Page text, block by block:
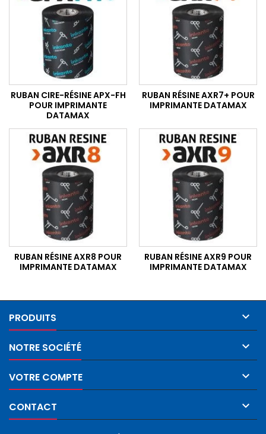
RUBAN CIRE-RÉSINE APX-FH
POUR IMPRIMANTE
DATAMAX
RUBAN RÉSINE AXR7+ POUR
IMPRIMANTE DATAMAX
RUBAN RÉSINE AXR8 POUR
IMPRIMANTE DATAMAX
RUBAN RÉSINE AXR9 POUR
IMPRIMANTE DATAMAX
PRODUITS 
NOTRE SOCIÉTÉ 
VOTRE COMPTE 
CONTACT 